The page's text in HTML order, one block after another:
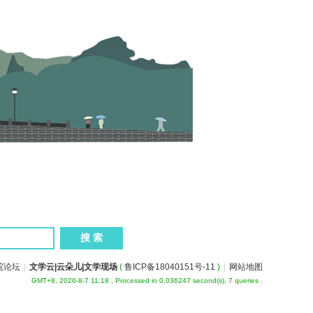
论坛 文学云|云朵儿|文学现场 ( 鲁ICP备18040151号-11 ) 网站地图
GMT+8, 2026-8-7 11:18 , Processed in 0.036247 second(s), 7 queries .